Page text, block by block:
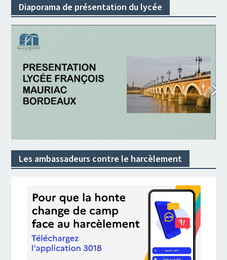
Diaporama de présentation du lycée
Les ambassadeurs contre le harcèlement